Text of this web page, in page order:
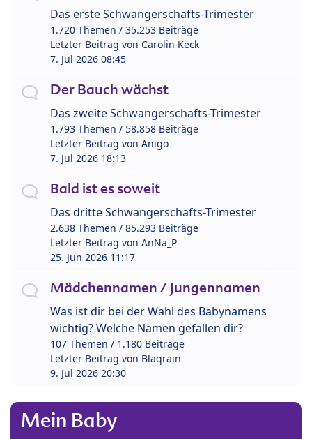
Das erste Schwangerschafts-Trimester
1.720 Themen / 35.253 Beiträge
Letzter Beitrag von Carolin Keck
7. Jul 2026 08:45
Der Bauch wächst
Das zweite Schwangerschafts-Trimester
1.793 Themen / 58.858 Beiträge
Letzter Beitrag von Anigo
7. Jul 2026 18:13
Bald ist es soweit
Das dritte Schwangerschafts-Trimester
2.638 Themen / 85.293 Beiträge
Letzter Beitrag von AnNa_P
25. Jun 2026 11:17
Mädchennamen / Jungennamen
Was ist dir bei der Wahl des Babynamens
wichtig? Welche Namen gefallen dir?
107 Themen / 1.180 Beiträge
Letzter Beitrag von Blaqrain
9. Jul 2026 20:30
Mein Baby